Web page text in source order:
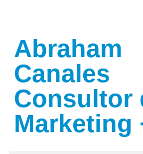
Abraham
Canales
Consultor
Marketing